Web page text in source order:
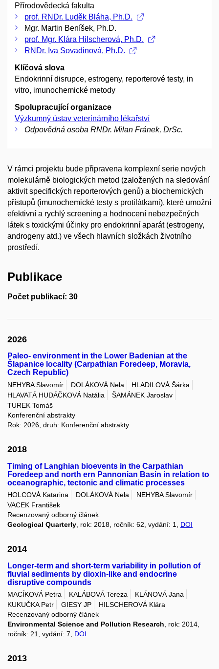
Přírodovědecká fakulta
prof. RNDr. Luděk Bláha, Ph.D.
Mgr. Martin Beníšek, Ph.D.
prof. Mgr. Klára Hilscherová, Ph.D.
RNDr. Iva Sovadinová, Ph.D.
Klíčová slova
Endokrinní disrupce, estrogeny, reporterové testy, in
vitro, imunochemické metody
Spolupracující organizace
Výzkumný ústav veterinárního lékařství
Odpovědná osoba RNDr. Milan Fránek, DrSc.
V rámci projektu bude připravena komplexní serie nových
molekulárně biologických metod (založených na sledování
aktivit specifických reporterových genů) a biochemických
přístupů (imunochemické testy s protilátkami), které umožní
efektivní a rychlý screening a hodnocení nebezpečných
látek s toxickými účinky pro endokrinní aparát (estrogeny,
androgeny atd.) ve všech hlavních složkách životního
prostředí.
Publikace
Počet publikací: 30
2026
Paleo- environment in the Lower Badenian at the
Šlapanice locality (Carpathian Foredeep, Moravia,
Czech Republic)
NEHYBA Slavomír DOLÁKOVÁ Nela
HLADILOVÁ Šárka
HLAVATÁ HUDÁČKOVÁ Natália
ŠAMÁNEK Jaroslav
TUREK Tomáš
Konferenční abstrakty
Rok: 2026, druh: Konferenční abstrakty
2018
Timing of Langhian bioevents in the Carpathian
Foredeep and north ern Pannonian Basin in relation to
oceanographic, tectonic and climatic processes
HOLCOVÁ Katarina DOLÁKOVÁ Nela
NEHYBA Slavomír
VACEK František
Recenzovaný odborný článek
Geological Quarterly, rok: 2018, ročník: 62, vydání: 1, DOI
2014
Longer-term and short-term variability in pollution of
fluvial sediments by dioxin-like and endocrine
disruptive compounds
MACÍKOVÁ Petra KALÁBOVÁ Tereza
KLÁNOVÁ Jana
KUKUČKA Petr
GIESY JP
HILSCHEROVÁ Klára
Recenzovaný odborný článek
Environmental Science and Pollution Research, rok: 2014,
ročník: 21, vydání: 7, DOI
2013